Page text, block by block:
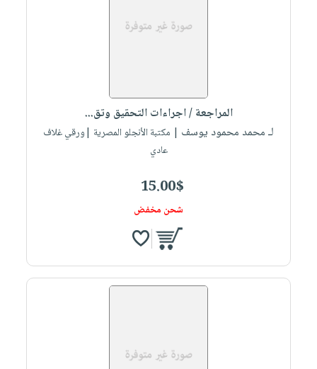
المراجعة / اجراءات التحقيق وتق...
لـ محمد محمود يوسف | مكتبة الأنجلو المصرية |ورقي غلاف
عادي
15.00$
شحن مخفض